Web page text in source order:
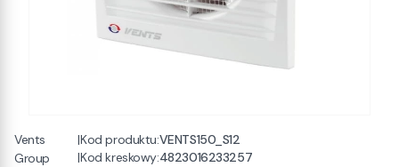
Vents
Group
|Kod produktu:VENTS150_S12
|Kod kreskowy:4823016233257